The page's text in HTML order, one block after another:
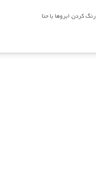
رنگ کردن ابروها با حنا